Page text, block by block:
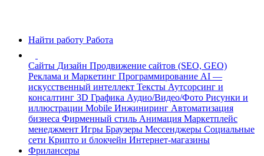
Найти работу Работа
Сайты Дизайн Продвижение сайтов (SEO, GEO)
Реклама и Маркетинг Программирование AI —
искусственный интеллект Тексты Аутсорсинг и
консалтинг 3D Графика Аудио/Видео/Фото Рисунки и
иллюстрации Mobile Инжиниринг Автоматизация
бизнеса Фирменный стиль Анимация Маркетплейс
менеджмент Игры Браузеры Мессенджеры Социальные
сети Крипто и блокчейн Интернет-магазины
Фрилансеры